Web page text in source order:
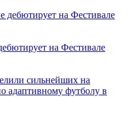
на Фестивале